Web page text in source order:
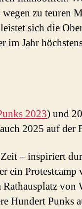
zu teuren
sich die
im Jahr
2023) und
2025 auf der
– inspiriert
ein
von
Hundert